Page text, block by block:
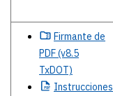
Firmante de
PDF (v8.5
TxDOT)
Instrucciones